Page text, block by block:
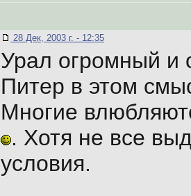
28 Дек, 2003 г. - 12:35
Урал огромный и
Питер в этом
Многие
. Хотя не все
условия.